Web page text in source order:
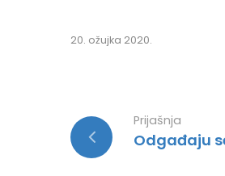
20. ožujka 2020.
Prijašnja
Odgađaju